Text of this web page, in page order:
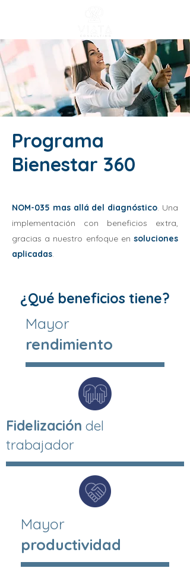
Programa
Bienestar 360
NOM-035 mas allá del diagnóstico. Una
implementación con beneficios extra,
gracias a nuestro enfoque en soluciones
aplicadas.
¿Qué beneficios tiene?
Mayor
rendimiento
Fidelización del
trabajador
Mayor
productividad